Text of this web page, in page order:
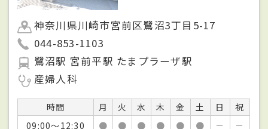
神奈川県川崎市宮前区鷺沼3丁目5-17
044-853-1103
鷺沼駅 宮前平駅 たまプラーザ駅
産婦人科
時間 月 火 水 木 金 土 日
祝
09:00～12:30
● ● ● ● ● ● －
－